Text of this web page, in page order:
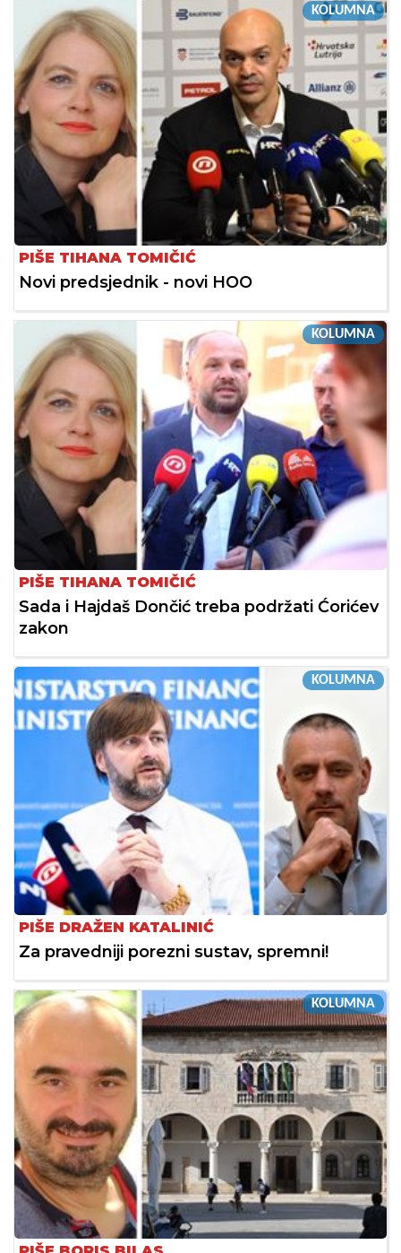
KOLUMNA
PIŠE TIHANA TOMIČIĆ
Novi predsjednik - novi HOO
KOLUMNA
PIŠE TIHANA TOMIČIĆ
Sada i Hajdaš Dončić treba podržati Ćorićev
zakon
KOLUMNA
PIŠE DRAŽEN KATALINIĆ
Za pravedniji porezni sustav, spremni!
KOLUMNA